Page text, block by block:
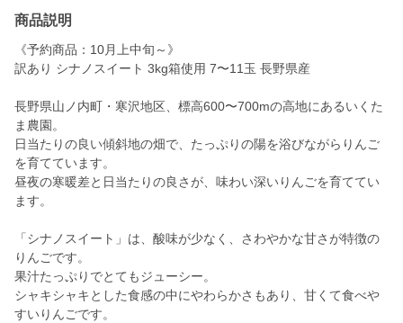
商品説明
《予約商品：10月上中旬～》
訳あり シナノスイート 3kg箱使用 7〜11玉 長野県産
長野県山ノ内町・寒沢地区、標高600〜700mの高地にあるいくた
ま農園。
日当たりの良い傾斜地の畑で、たっぷりの陽を浴びながらりんご
を育てています。
昼夜の寒暖差と日当たりの良さが、味わい深いりんごを育ててい
ます。
「シナノスイート」は、酸味が少なく、さわやかな甘さが特徴の
りんごです。
果汁たっぷりでとてもジューシー。
シャキシャキとした食感の中にやわらかさもあり、甘くて食べや
すいりんごです。